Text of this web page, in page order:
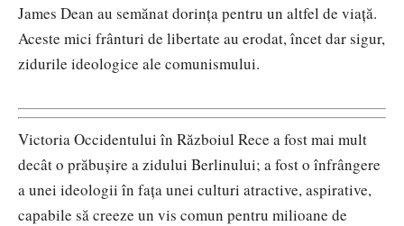
James Dean au semănat dorința pentru un altfel de viață.
Aceste mici frânturi de libertate au erodat, încet dar sigur,
zidurile ideologice ale comunismului.
Victoria Occidentului în Războiul Rece a fost mai mult
decât o prăbușire a zidului Berlinului; a fost o înfrângere
a unei ideologii în fața unei culturi atractive, aspirative,
capabile să creeze un vis comun pentru milioane de